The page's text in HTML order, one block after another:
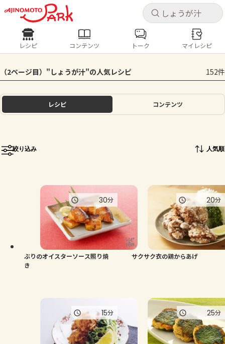
キャ
ログインするとレシピを保存できます
ログイン
ホーム
トーク
よくあるお問い合わせ
お買い物
キャ
レシピ コンテンツ
人気の食材・レシピ
きゅうり なす トマト とうもろこし
ピーマン
レシピ コンテンツ トーク マイレシピ
（2ページ目）"しょうが汁"の人気レシピ 152件
レシピ コンテンツ
絞り込み 人気順
ぶりのオイスターソース照り焼
き
30分
サクサク衣の鶏からあげ
20分
15分 25分